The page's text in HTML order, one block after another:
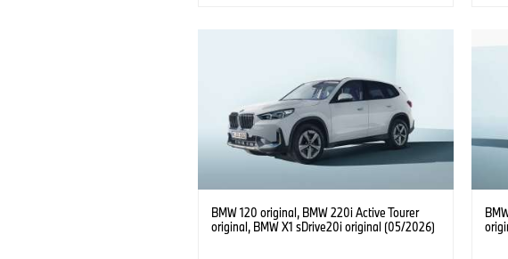
BMW 120 original, BMW 220i Active Tourer
original, BMW X1 sDrive20i original (05/2026)